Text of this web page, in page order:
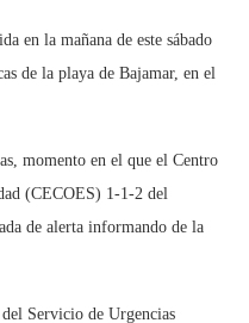
en la mañana de este sábado
de la playa de Bajamar, en el
momento en el que el Centro
(CECOES) 1-1-2 del
de alerta informando de la
Servicio de Urgencias